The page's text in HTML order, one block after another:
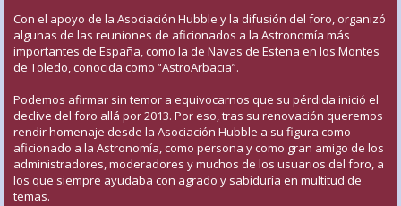
Con el apoyo de la Asociación Hubble y la difusión del foro, organizó
algunas de las reuniones de aficionados a la Astronomía más
importantes de España, como la de Navas de Estena en los Montes
de Toledo, conocida como “AstroArbacia”.
Podemos afirmar sin temor a equivocarnos que su pérdida inició el
declive del foro allá por 2013. Por eso, tras su renovación queremos
rendir homenaje desde la Asociación Hubble a su figura como
aficionado a la Astronomía, como persona y como gran amigo de los
administradores, moderadores y muchos de los usuarios del foro, a
los que siempre ayudaba con agrado y sabiduría en multitud de
temas.